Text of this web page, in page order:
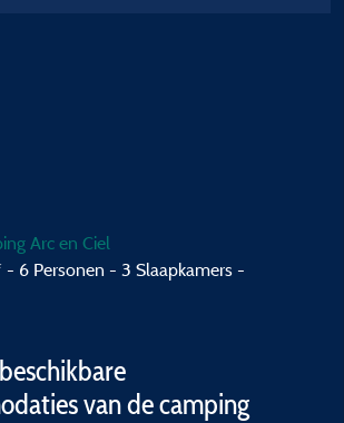
Arc en Ciel
- 6 Personen - 3 Slaapkamers -
van de camping